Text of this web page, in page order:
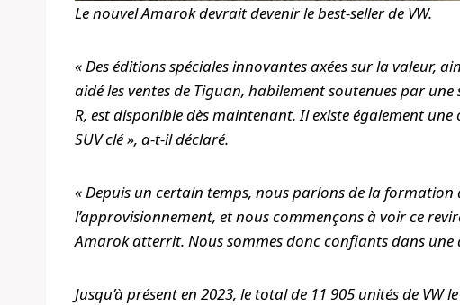
Le nouvel Amarok devrait devenir le best-seller de VW.
« Des éditions spéciales innovantes axées sur la valeur,
aidé les ventes de Tiguan, habilement soutenues par
R, est disponible dès maintenant. Il existe également
SUV clé », a-t-il déclaré.
« Depuis un certain temps, nous parlons de la formation
l’approvisionnement, et nous commençons à voir ce
Amarok atterrit. Nous sommes donc confiants dans une
Jusqu’à présent en 2023, le total de 11 905 unités de VW